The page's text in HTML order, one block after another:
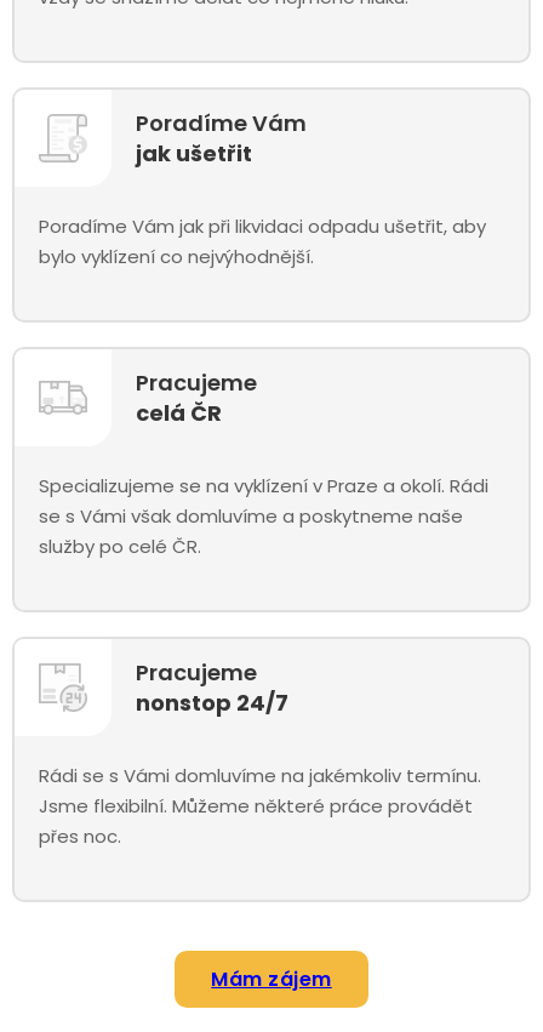
Poradíme Vám
jak ušetřit
Poradíme Vám jak při likvidaci odpadu ušetřit, aby
bylo vyklízení co nejvýhodnější.
Pracujeme
celá ČR
Specializujeme se na vyklízení v Praze a okolí. Rádi
se s Vámi však domluvíme a poskytneme naše
služby po celé ČR.
Pracujeme
nonstop 24/7
Rádi se s Vámi domluvíme na jakémkoliv termínu.
Jsme flexibilní. Můžeme některé práce provádět
přes noc.
Mám zájem